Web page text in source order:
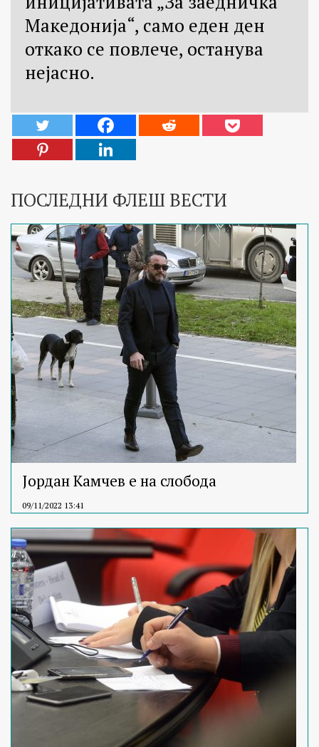
Македонија“, само еден ден
откако се повлече, останува
нејасно.
ПОСЛЕДНИ ФЛЕШ ВЕСТИ
Јордан Камчев е на слобода
09/11/2022 13:41